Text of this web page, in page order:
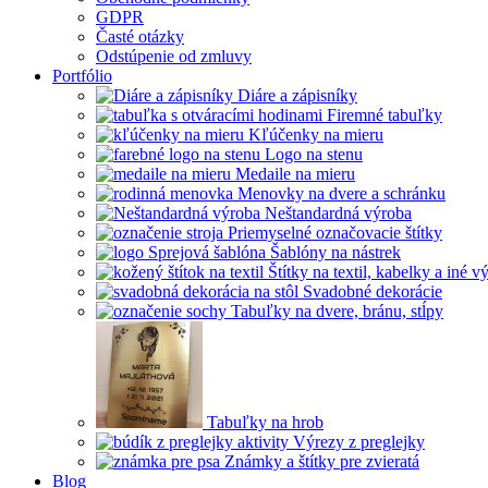
GDPR
Časté otázky
Odstúpenie od zmluvy
Portfólio
Diáre a zápisníky
Firemné tabuľky
Kľúčenky na mieru
Logo na stenu
Medaile na mieru
Menovky na dvere a schránku
Neštandardná výroba
Priemyselné označovacie štítky
Šablóny na nástrek
Štítky na textil, kabelky a iné
Svadobné dekorácie
Tabuľky na dvere, bránu, stĺpy
Tabuľky na hrob
Výrezy z preglejky
Známky a štítky pre zvieratá
Blog